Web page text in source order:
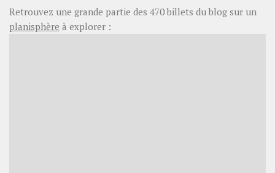
Retrouvez une grande partie des 470billets du blog sur un
planisphère à explorer :